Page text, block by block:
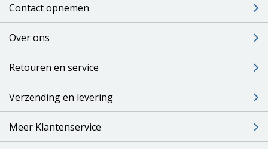
Contact opnemen
Over ons
Retouren en service
Verzending en levering
Meer Klantenservice